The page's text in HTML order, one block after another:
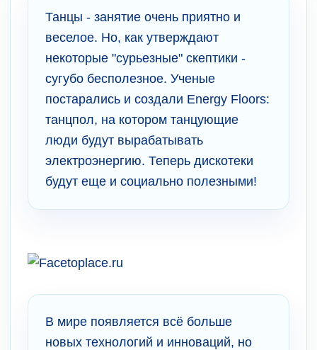
Танцы - занятие очень приятно и
веселое. Но, как утверждают
некоторые "сурьезные" скептики -
сугубо бесполезное. Ученые
постарались и создали Energy Floors:
танцпол, на котором танцующие
люди будут вырабатывать
электроэнергию. Теперь дискотеки
будут еще и социально полезными!
В мире появляется всё больше
новых технологий и инноваций, но